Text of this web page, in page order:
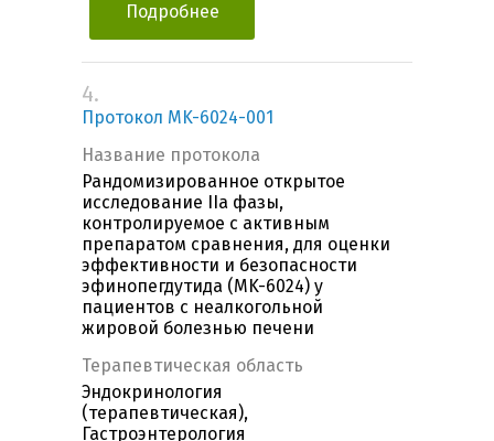
Подробнее
4.
Протокол MK-6024-001
Название протокола
Рандомизированное открытое
исследование IIa фазы,
контролируемое с активным
препаратом сравнения, для оценки
эффективности и безопасности
эфинопегдутида (MK-6024) у
пациентов с неалкогольной
жировой болезнью печени
Терапевтическая область
Эндокринология
(терапевтическая),
Гастроэнтерология